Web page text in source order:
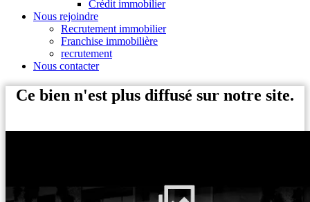
Crédit immobilier
Nous rejoindre
Recrutement immobilier
Franchise immobilière
recrutement
Nous contacter
Ce bien n'est plus diffusé sur notre site.